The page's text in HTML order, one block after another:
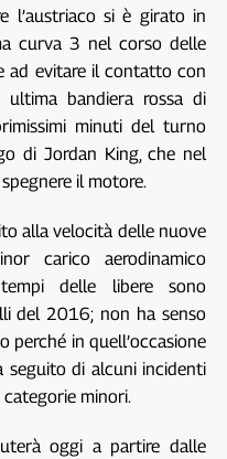
l’austriaco si è girato in
curva 3 nel corso delle
ad evitare il contatto con
bandiera rossa di
minuti del turno
di Jordan King, che nel
il motore.
alla velocità delle nuove
carico aerodinamico
delle libere sono
del 2016; non ha senso
in quell’occasione
di alcuni incidenti
minori.
oggi a partire dalle